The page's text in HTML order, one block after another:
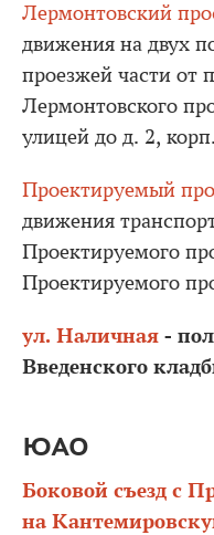
Лермонтовский
движения на двух
проезжей части от
Лермонтовского
улицей до д. 2,
Проектируемый
движения
Проектируемого
Проектируемого
ул. Наличная -
Введенского
ЮАО
Боковой съезд с
на